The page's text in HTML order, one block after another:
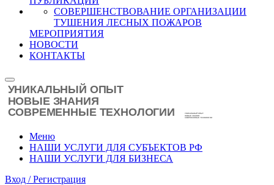
СОВЕРШЕНСТВОВАНИЕ ОРГАНИЗАЦИИ
ТУШЕНИЯ ЛЕСНЫХ ПОЖАРОВ
МЕРОПРИЯТИЯ
НОВОСТИ
КОНТАКТЫ
Меню
НАШИ УСЛУГИ ДЛЯ СУБЪЕКТОВ РФ
НАШИ УСЛУГИ ДЛЯ БИЗНЕСА
Вход / Регистрация